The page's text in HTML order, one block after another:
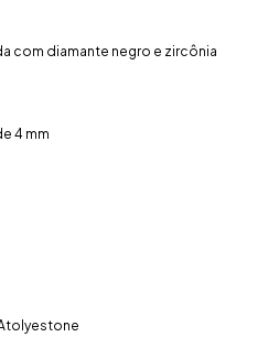
com diamante negro e zircônia
4 mm